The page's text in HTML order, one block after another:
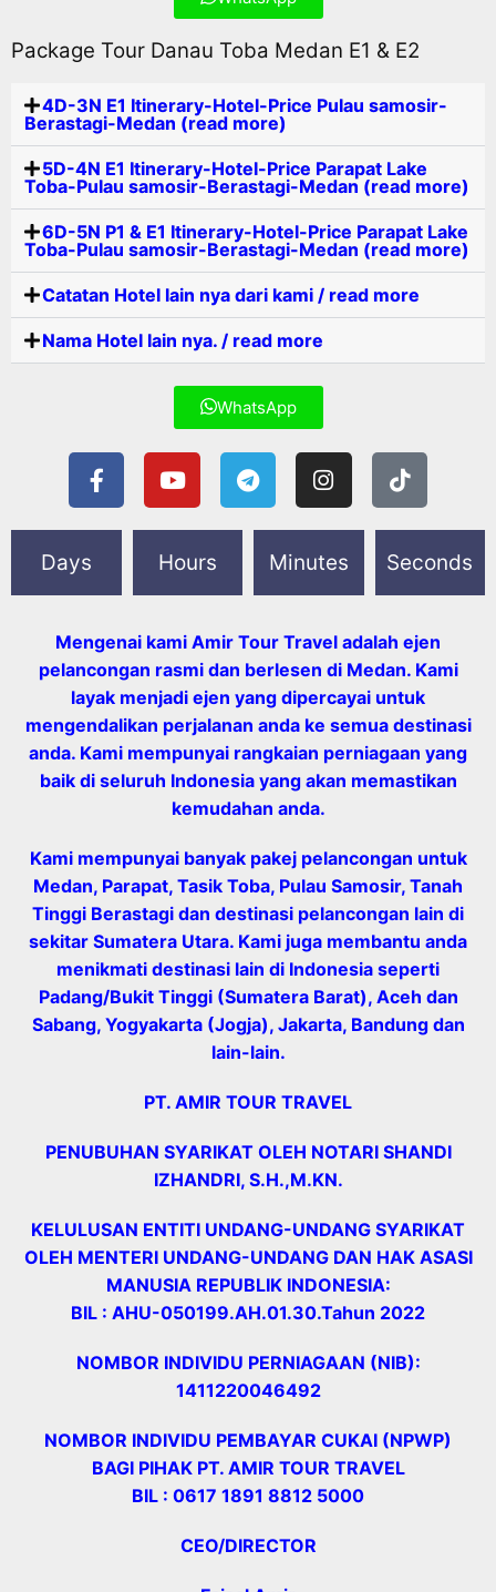
Package Tour Danau Toba Medan E1 & E2
4D-3N E1 Itinerary-Hotel-Price Pulau samosir-
Berastagi-Medan (read more)
5D-4N E1 Itinerary-Hotel-Price Parapat Lake
Toba-Pulau samosir-Berastagi-Medan (read more)
6D-5N P1 & E1 Itinerary-Hotel-Price Parapat Lake
Toba-Pulau samosir-Berastagi-Medan (read more)
Catatan Hotel lain nya dari kami / read more
Nama Hotel lain nya. / read more
WhatsApp
Days Hours Minutes Seconds
Mengenai kami Amir Tour Travel adalah ejen
pelancongan rasmi dan berlesen di Medan. Kami
layak menjadi ejen yang dipercayai untuk
mengendalikan perjalanan anda ke semua destinasi
anda. Kami mempunyai rangkaian perniagaan yang
baik di seluruh Indonesia yang akan memastikan
kemudahan anda.
Kami mempunyai banyak pakej pelancongan untuk
Medan, Parapat, Tasik Toba, Pulau Samosir, Tanah
Tinggi Berastagi dan destinasi pelancongan lain di
sekitar Sumatera Utara. Kami juga membantu anda
menikmati destinasi lain di Indonesia seperti
Padang/Bukit Tinggi (Sumatera Barat), Aceh dan
Sabang, Yogyakarta (Jogja), Jakarta, Bandung dan
lain-lain.
PT. AMIR TOUR TRAVEL
PENUBUHAN SYARIKAT OLEH NOTARI SHANDI
IZHANDRI, S.H.,M.KN.
KELULUSAN ENTITI UNDANG-UNDANG SYARIKAT
OLEH MENTERI UNDANG-UNDANG DAN HAK ASASI
MANUSIA REPUBLIK INDONESIA:
BIL : AHU-050199.AH.01.30.Tahun 2022
NOMBOR INDIVIDU PERNIAGAAN (NIB):
1411220046492
NOMBOR INDIVIDU PEMBAYAR CUKAI (NPWP)
BAGI PIHAK PT. AMIR TOUR TRAVEL
BIL : 0617 1891 8812 5000
CEO/DIRECTOR